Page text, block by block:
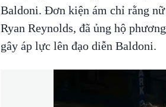
Baldoni. Đơn kiện ám chỉ rằng
Ryan Reynolds, đã ủng hộ
gây áp lực lên đạo diễn Baldoni.